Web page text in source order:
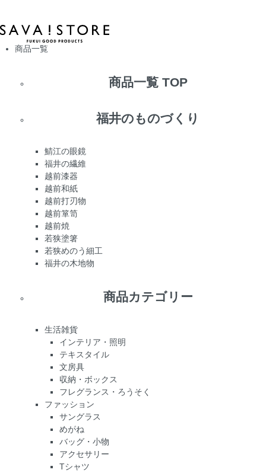
商品一覧
商品一覧 TOP
福井のものづくり
鯖江の眼鏡
福井の繊維
越前漆器
越前和紙
越前打刃物
越前箪笥
越前焼
若狭塗箸
若狭めのう細工
福井の木地物
商品カテゴリー
生活雑貨
インテリア・照明
テキスタイル
文房具
収納・ボックス
フレグランス・ろうそく
ファッション
サングラス
めがね
バッグ・小物
アクセサリー
Tシャツ